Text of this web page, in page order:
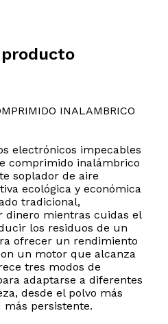
INALAMBRICO
electrónicos impecables
comprimido inalámbrico
soplador de aire
ecológica y económica
tradicional,
dinero mientras cuidas el
los residuos de un
ofrecer un rendimiento
un motor que alcanza
tres modos de
adaptarse a diferentes
desde el polvo más
persistente.